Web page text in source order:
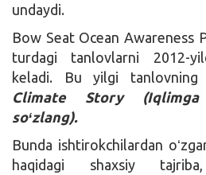
undaydi.
Bow Seat Ocean Awareness
turdagi tanlovlarni 2012-
keladi. Bu yilgi tanlovning
Climate Story
soʻzlang).
Bunda ishtirokchilardan
haqidagi shaxsiy